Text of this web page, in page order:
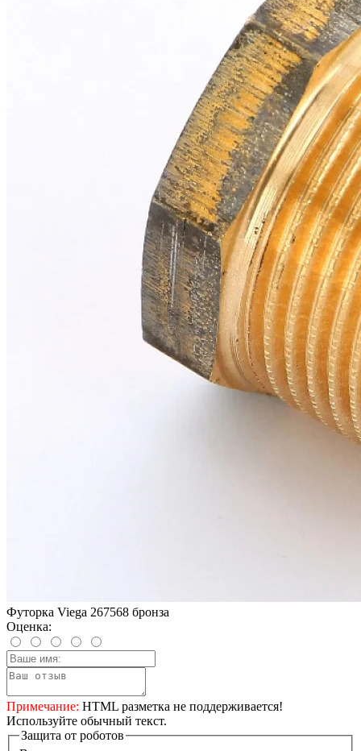
Футорка Viega 267568 бронза
Оценка:
Примечание: HTML разметка не поддерживается!
Используйте обычный текст.
Защита от роботов